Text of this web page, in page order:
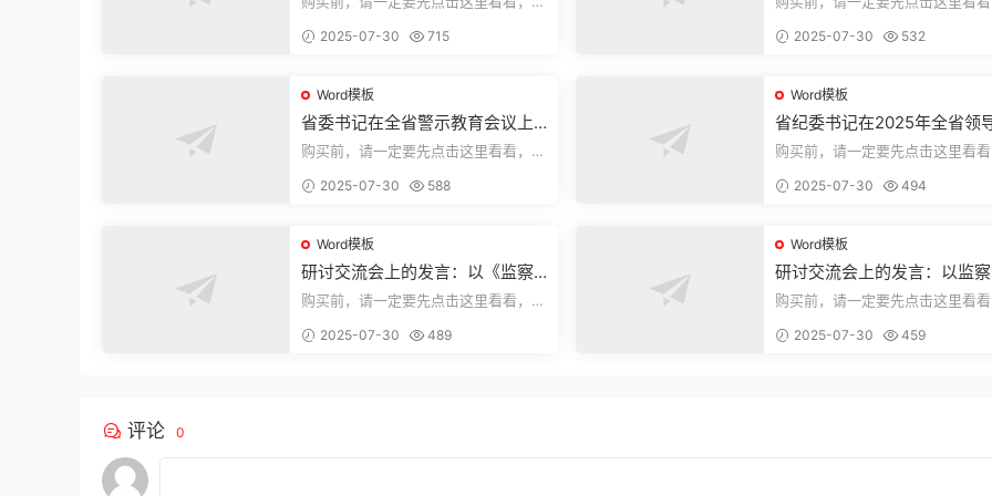
束，本文...
2025-07-30 715
束，本文...
2025-07-30 532
Word模板
省委书记在全省警示教育会议上
的讲话
购买前，请一定要先点击这里看看，欢
束，本文...
2025-07-30 588
Word模板
省纪委书记在2025年全省领
部警示教育会上的讲话.1
购买前，请一定要先点击这里看看
束，本文...
2025-07-30 494
Word模板
研讨交流会上的发言：以《监察
法实施条例》为纲,推动巡察工作
购买前，请一定要先点击这里看看，欢
束，本文...
2025-07-30 489
Word模板
研讨交流会上的发言：以监
实施条例为纲推动巡察工作高
购买前，请一定要先点击这里看看
束，本文...
2025-07-30 459
评论 0